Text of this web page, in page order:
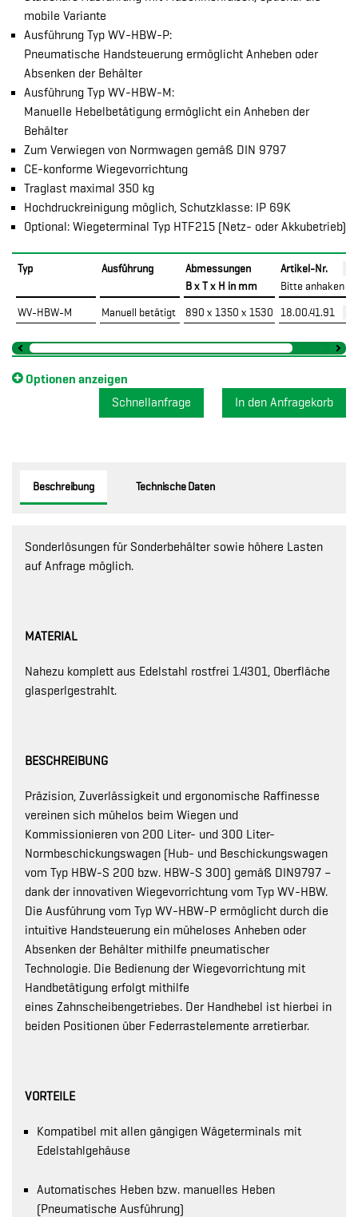
mobile Variante
Ausführung Typ WV-HBW-P:
Pneumatische Handsteuerung ermöglicht Anheben oder
Absenken der Behälter
Ausführung Typ WV-HBW-M:
Manuelle Hebelbetätigung ermöglicht ein Anheben der
Behälter
Zum Verwiegen von Normwagen gemäß DIN 9797
CE-konforme Wiegevorrichtung
Traglast maximal 350 kg
Hochdruckreinigung möglich, Schutzklasse: IP 69K
Optional: Wiegeterminal Typ HTF215 (Netz- oder Akkubetrieb)
Typ Ausführung
Abmessungen
B x T x H in mm
Artikel-Nr.
Bitte anhaken
WV-HBW-M Manuell betätigt 890 x 1350 x 1530 18.00.41.91
Optionen anzeigen
Schnellanfrage
Beschreibung Technische Daten
Sonderlösungen für Sonderbehälter sowie höhere Lasten
auf Anfrage möglich.
MATERIAL
Nahezu komplett aus Edelstahl rostfrei 1.4301, Oberfläche
glasperlgestrahlt.
BESCHREIBUNG
Präzision, Zuverlässigkeit und ergonomische Raffinesse
vereinen sich mühelos beim Wiegen und
Kommissionieren von 200 Liter- und 300 Liter-
Normbeschickungswagen (Hub- und Beschickungswagen
vom Typ HBW-S 200 bzw. HBW-S 300) gemäß DIN9797 –
dank der innovativen Wiegevorrichtung vom Typ WV-HBW.
Die Ausführung vom Typ WV-HBW-P ermöglicht durch die
intuitive Handsteuerung ein müheloses Anheben oder
Absenken der Behälter mithilfe pneumatischer
Technologie. Die Bedienung der Wiegevorrichtung mit
Handbetätigung erfolgt mithilfe
eines Zahnscheibengetriebes. Der Handhebel ist hierbei in
beiden Positionen über Federrastelemente arretierbar.
VORTEILE
Kompatibel mit allen gängigen Wägeterminals mit
Edelstahlgehäuse
Automatisches Heben bzw. manuelles Heben
(Pneumatische Ausführung)